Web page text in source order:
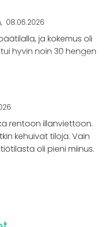
08.06.2026
ja kokemus oli
hyvin noin 30 hengen
oleva poreallas,
ovat suuri etu –
kuin rentoon
ja juhlakäyttöön
halutaan yhdistää
rentoon illanviettoon.
kehuivat tiloja. Vain
oli pieni miinus.